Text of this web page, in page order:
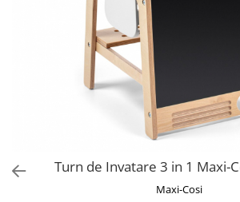
Consultanta Instalare
Jucarii de Sortare
Jucarii de tras
Jucarii din plus
Jucarii muzicale
Jucarii pentru baie
Turn de Invatare 3 in 1 Maxi-
Maxi-Cosi